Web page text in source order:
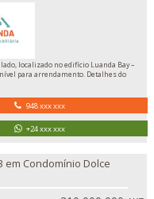
localizado no edifício Luanda Bay –
arrendamento. Detalhes do
948 xxx xxx
+24 xxx xxx